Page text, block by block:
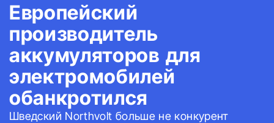
Европейский
производитель
аккумуляторов для
электромобилей
обанкротился
Шведский Northvolt больше не конкурент